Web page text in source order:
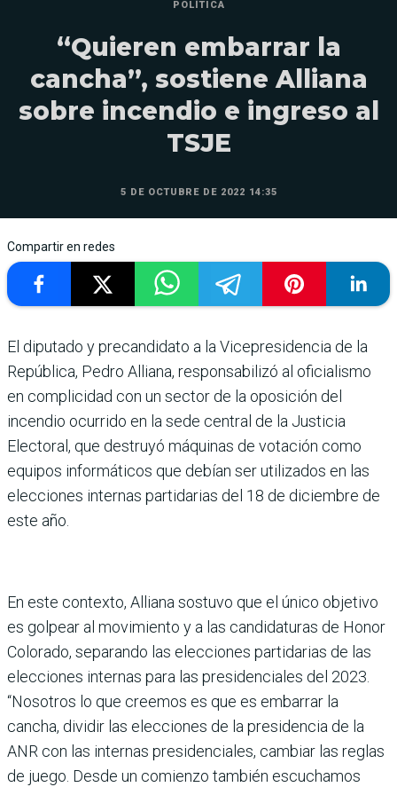
POLÍTICA
“Quieren embarrar la
cancha”, sostiene Alliana
sobre incendio e ingreso al
TSJE
5 DE OCTUBRE DE 2022 14:35
Compartir en redes
El diputado y precandidato a la Vicepresidencia de la
República, Pedro Alliana, responsabilizó al oficialismo
en complicidad con un sector de la oposición del
incendio ocurrido en la sede central de la Justicia
Electoral, que destruyó máquinas de votación como
equipos informáticos que debían ser utilizados en las
elecciones internas partidarias del 18 de diciembre de
este año.
En este contexto, Alliana sostuvo que el único objetivo
es golpear al movimiento y a las candidaturas de Honor
Colorado, separando las elecciones partidarias de las
elecciones internas para las presidenciales del 2023.
“Nosotros lo que creemos es que es embarrar la
cancha, dividir las elecciones de la presidencia de la
ANR con las internas presidenciales, cambiar las reglas
de juego. Desde un comienzo también escuchamos